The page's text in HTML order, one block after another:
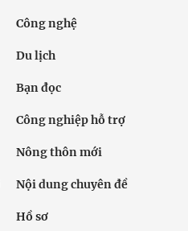
Công nghệ
Du lịch
Bạn đọc
Công nghiệp hỗ trợ
Nông thôn mới
Nội dung chuyên đề
Hồ sơ